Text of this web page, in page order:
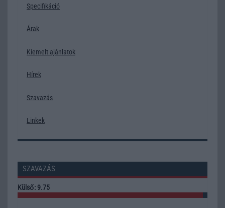
Specifikáció
Árak
Kiemelt ajánlatok
Hírek
Szavazás
Linkek
SZAVAZÁS
Külső: 9.75